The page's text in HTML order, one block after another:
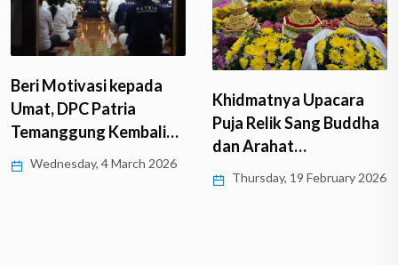
Beri Motivasi kepada
Umat, DPC Patria
Temanggung Kembali…
Wednesday, 4 March 2026
Khidmatnya Upacara
Puja Relik Sang Buddha
dan Arahat…
Thursday, 19 February 2026